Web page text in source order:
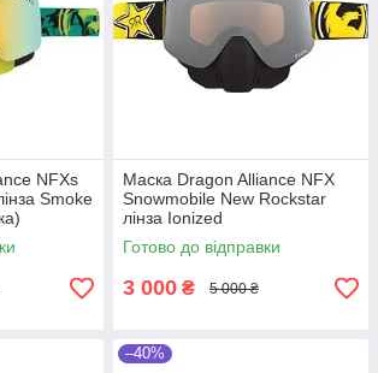
NFXs
Smoke
Маска Dragon Alliance NFX
Snowmobile New Rockstar
лінза Ionized
Готово до відправки
3 000 ₴ 5 000 ₴
–40%